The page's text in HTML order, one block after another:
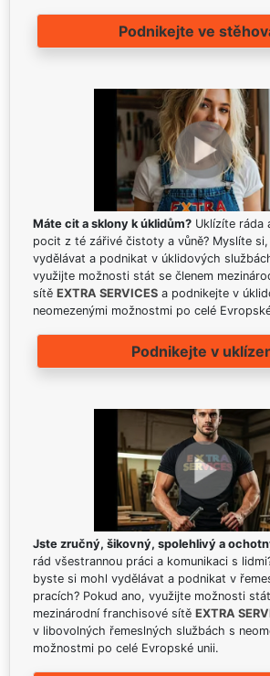
Podnikejte ve
Máte cit a sklony k úklidům? Uklízíte ráda
pocit z té zářivé čistoty a vůně? Myslíte
vydělávat a podnikat v úklidových
využijte možnosti stát se členem
sítě EXTRA SERVICES a podnikejte v
neomezenými možnostmi po celé
Podnikejte v
Jste zručný, šikovný, spolehlivý a
rád všestrannou práci a komunikaci s
byste si mohl vydělávat a podnikat v
pracích? Pokud ano, využijte možnosti
mezinárodní franchisové sítě EXTRA
v libovolných řemeslných službách s
možnostmi po celé Evropské unii.